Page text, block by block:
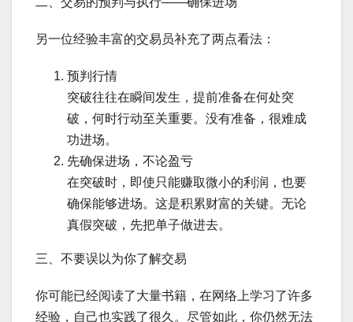
另一位经验丰富的交易员补充了两点看法：
预判行情
突破往往在瞬间发生，提前准备在何处突
破，何时行动至关重要。没有准备，很难成
功进场。
先确保进场，不论盈亏
在突破时，即使只能赚取微小的利润，也要
确保能够进场。这是积累财富的关键。无论
真假突破，先把单子做进去。
三、不要误以为你了解交易
你可能已经阅读了大量书籍，在网络上学习了许多
经验，自己也实践了很久。尽管如此，你仍然无法